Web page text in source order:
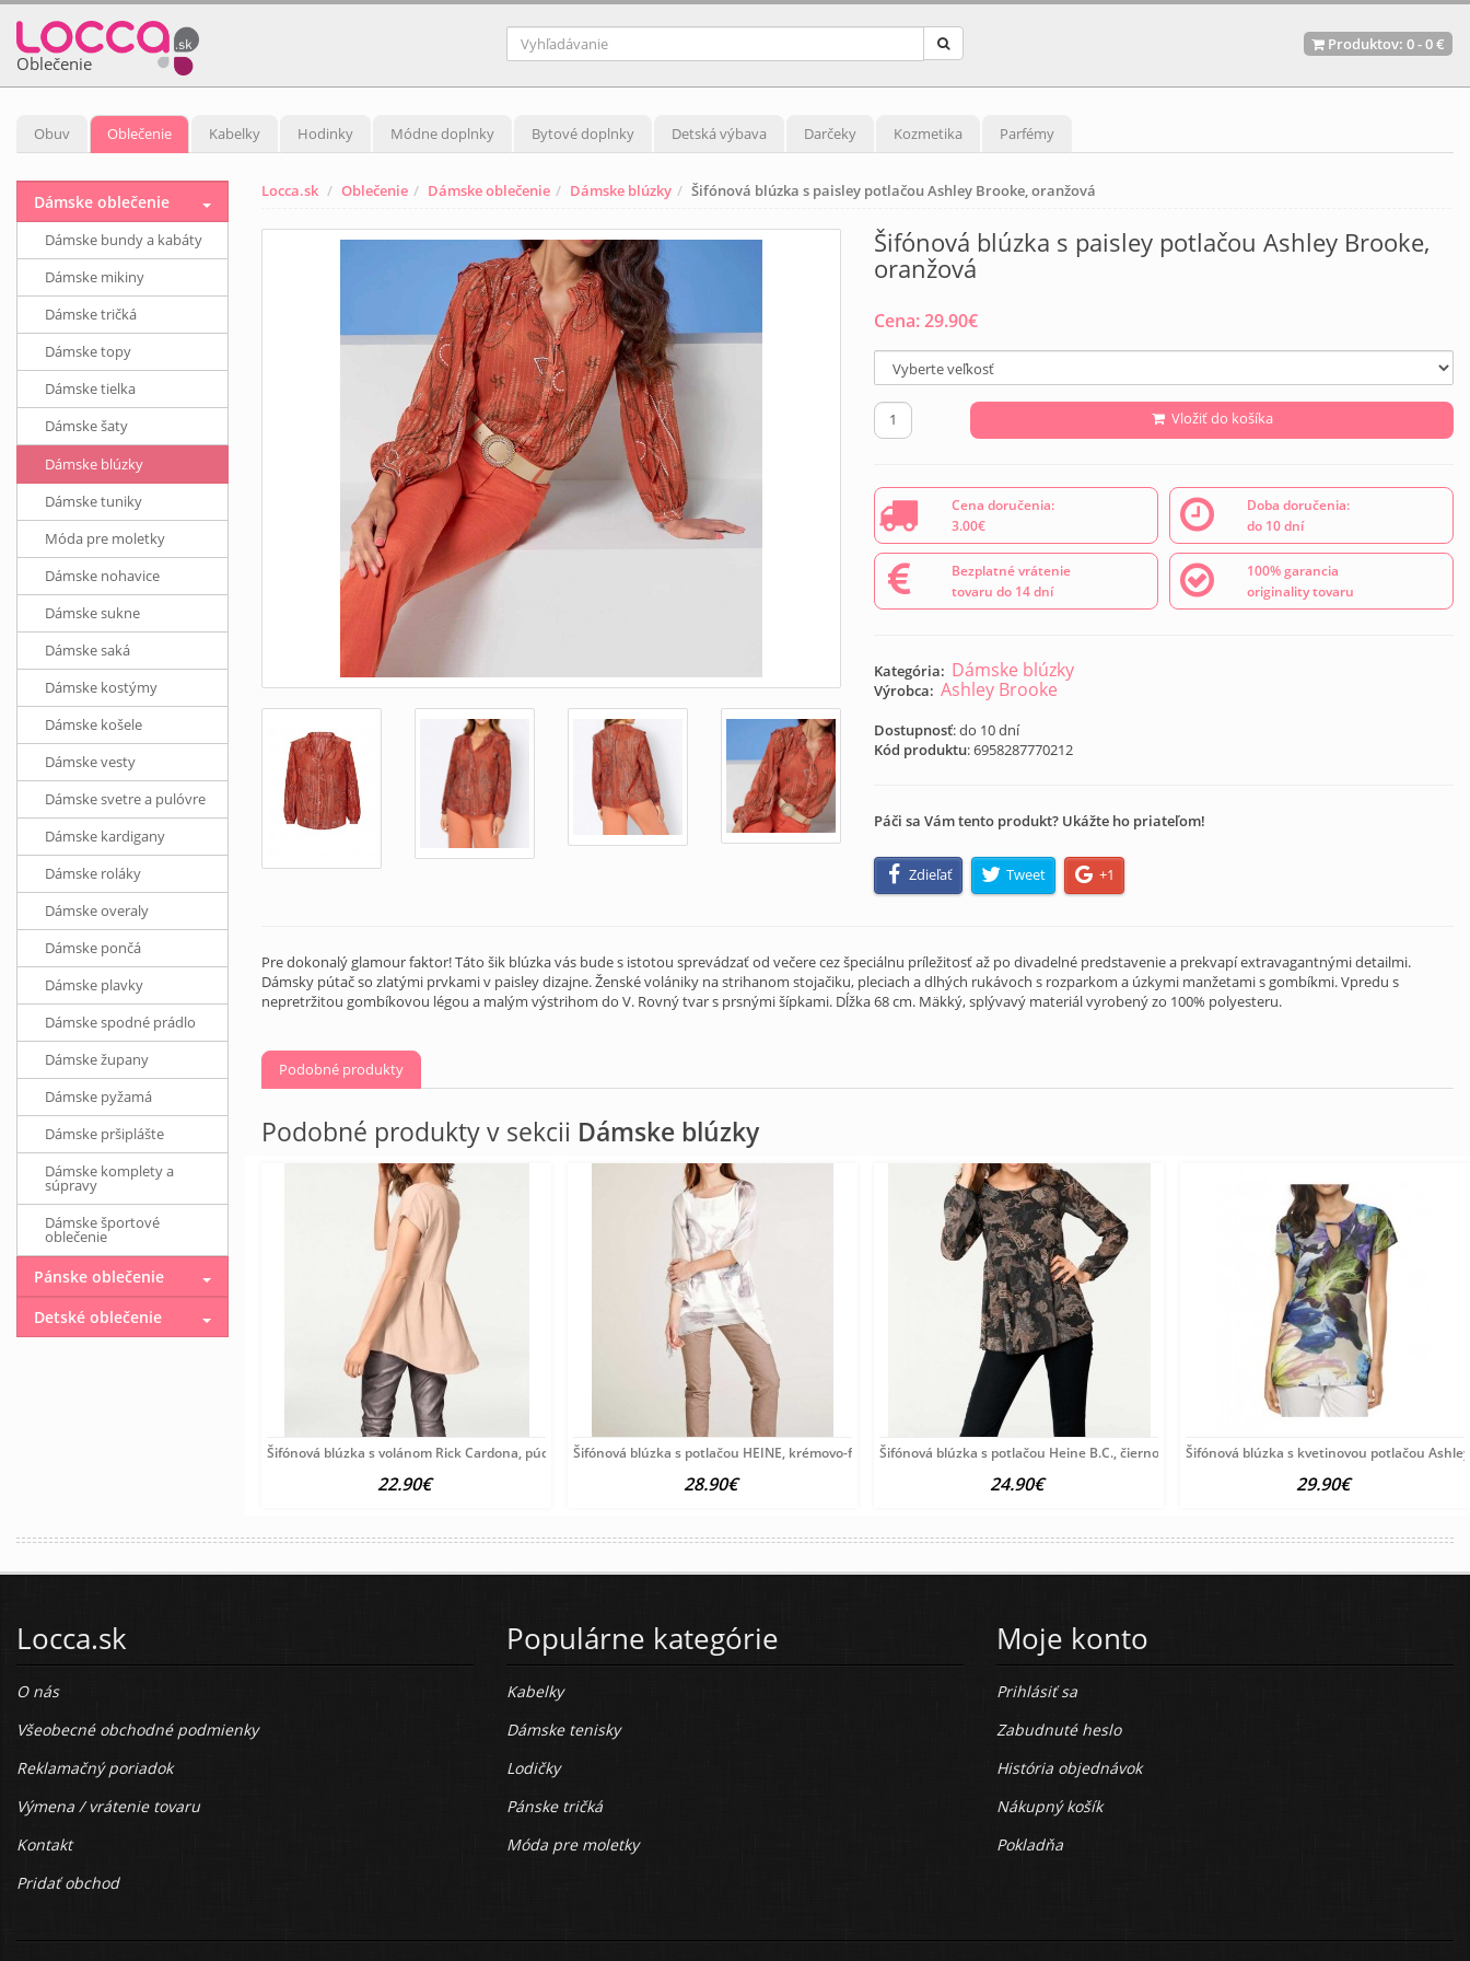
Oblečenie
Produktov: 0-0 €
Obuv Oblečenie Kabelky Hodinky Módne doplnky Bytové doplnky Detská výbava Darčeky Kozmetika Parfémy
Locca.sk Oblečenie Dámske oblečenie Dámske blúzky Šifónová blúzka s paisley potlačou Ashley Brooke, oranžová
Šifónová blúzka s paisley potlačou Ashley Brooke,
oranžová
Cena:29.90€
Vložiť do košíka
Cena doručenia:
3.00€
Doba doručenia:
do 10 dní
Bezplatné vrátenie
tovaru do 14 dní
100% garancia
originality tovaru
Kategória: Dámske blúzky
Výrobca: Ashley Brooke
Dostupnosť: do 10 dní
Kód produktu:6958287770212
Páči sa Vám tento produkt? Ukážte ho priateľom!
Zdieľať Tweet +1
Pre dokonalý glamour faktor! Táto šik blúzka vás bude s istotou sprevádzať od večere cez špeciálnu príležitosť až po divadelné predstavenie a prekvapí extravagantnými detailmi.
Dámsky pútač so zlatými prvkami v paisley dizajne. Ženské volániky na strihanom stojačiku, pleciach a dlhých rukávoch s rozparkom a úzkymi manžetami s gombíkmi. Vpredu s
nepretržitou gombíkovou légou a malým výstrihom do V. Rovný tvar s prsnými šípkami. Dĺžka 68 cm. Mäkký, splývavý materiál vyrobený zo 100% polyesteru.
Podobné produkty
Podobné produkty v sekcii Dámske blúzky
Šifónová blúzka s volánom Rick Cardona, púdrová
22.90€
Šifónová blúzka s potlačou HEINE, krémovo-farebná
28.90€
Šifónová blúzka s potlačou Heine B.C., čierno-farebná
24.90€
Šifónová blúzka s kvetinovou potlačou
29.90€
Dámske oblečenie
Dámske bundy a kabáty
Dámske mikiny
Dámske tričká
Dámske topy
Dámske tielka
Dámske šaty
Dámske blúzky
Dámske tuniky
Móda pre moletky
Dámske nohavice
Dámske sukne
Dámske saká
Dámske kostýmy
Dámske košele
Dámske vesty
Dámske svetre a pulóvre
Dámske kardigany
Dámske roláky
Dámske overaly
Dámske pončá
Dámske plavky
Dámske spodné prádlo
Dámske župany
Dámske pyžamá
Dámske pršiplášte
Dámske komplety a
súpravy
Dámske športové
oblečenie
Pánske oblečenie
Detské oblečenie
Locca.sk
O nás
Všeobecné obchodné podmienky
Reklamačný poriadok
Výmena / vrátenie tovaru
Kontakt
Pridať obchod
Populárne kategórie
Kabelky
Dámske tenisky
Lodičky
Pánske tričká
Móda pre moletky
Moje konto
Prihlásiť sa
Zabudnuté heslo
História objednávok
Nákupný košík
Pokladňa